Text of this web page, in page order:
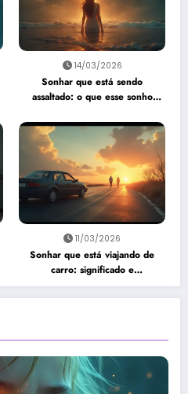
14/03/2026
Sonhar que está sendo
assaltado: o que esse sonho
11/03/2026
Sonhar que está viajando de
carro: significado e
interpretação